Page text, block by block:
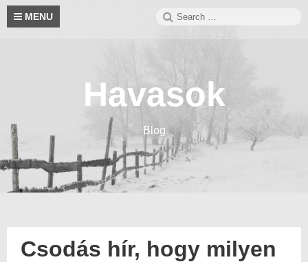
Skip
content
MENU
Search
Havasok
Blog
Csodás hír, hogy milyen